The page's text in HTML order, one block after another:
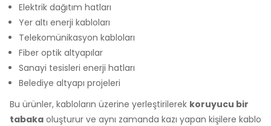
Elektrik dağıtım hatları
Yer altı enerji kabloları
Telekomünikasyon kabloları
Fiber optik altyapılar
Sanayi tesisleri enerji hatları
Belediye altyapı projeleri
Bu ürünler, kabloların üzerine yerleştirilerek koruyucu bir
tabaka oluşturur ve aynı zamanda kazı yapan kişilere kablo